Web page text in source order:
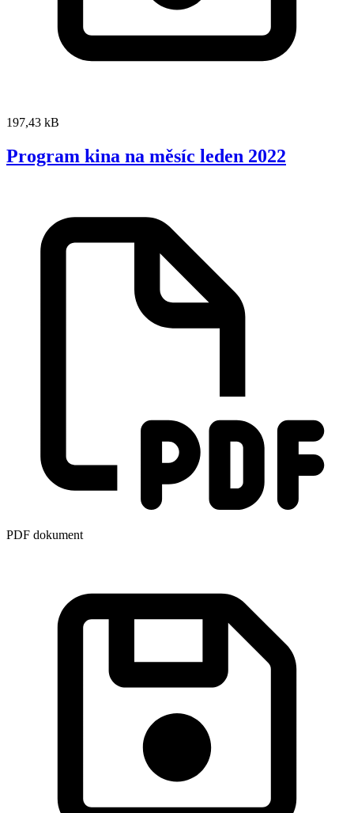
197,43 kB
Program kina na měsíc leden 2022
PDF dokument